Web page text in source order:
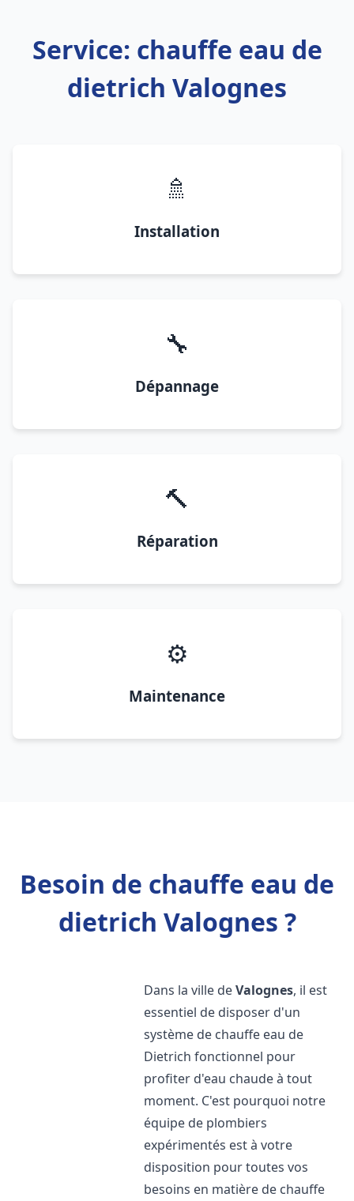
Service: chauffe eau de
dietrich Valognes
🚿
Installation
🔧
Dépannage
🔨
Réparation
⚙️
Maintenance
Besoin de chauffe eau de
dietrich Valognes ?
Dans la ville deValognes, il est
essentiel de disposer d'un
système de chauffe eau de
Dietrich fonctionnel pour
profiter d'eau chaude à tout
moment. C'est pourquoi notre
équipe de plombiers
expérimentés est à votre
disposition pour toutes vos
besoins en matière de chauffe